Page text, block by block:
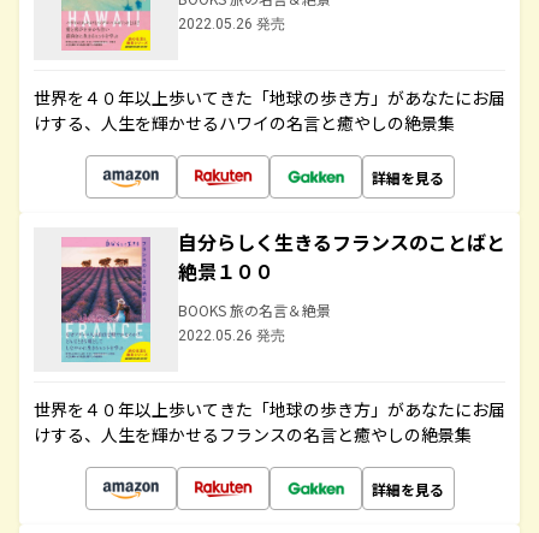
2022.05.26 発売
世界を４０年以上歩いてきた「地球の歩き方」があなたにお届
けする、人生を輝かせるハワイの名言と癒やしの絶景集
詳細を見る
自分らしく生きるフランスのことばと
絶景１００
BOOKS 旅の名言＆絶景
2022.05.26 発売
世界を４０年以上歩いてきた「地球の歩き方」があなたにお届
けする、人生を輝かせるフランスの名言と癒やしの絶景集
詳細を見る